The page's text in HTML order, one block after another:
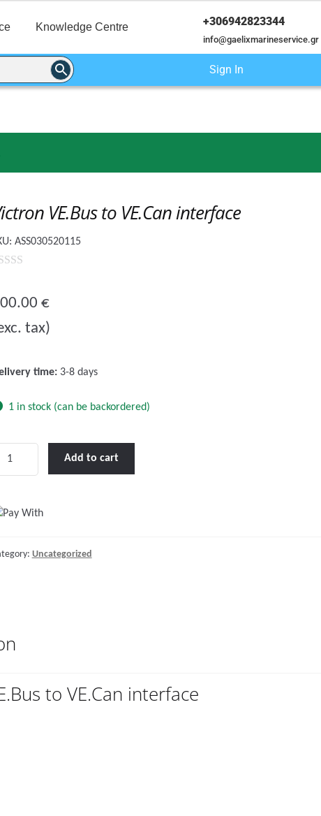
Knowledge Centre +306942823344
info@gaelixmarineservice.gr
Sign In
VE.Bus to VE.Can interface
ASS030520115
€
tax)
time: 3-8 days
1 in stock (can be backordered)
Add to cart
Uncategorized
to VE.Can interface